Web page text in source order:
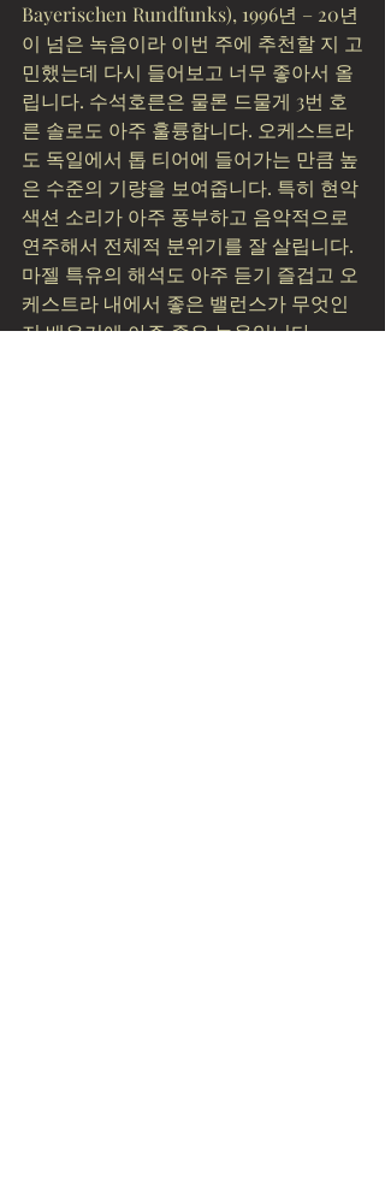
Bayerischen Rundfunks), 1996년 – 20년
이 넘은 녹음이라 이번 주에 추천할 지 고
민했는데 다시 들어보고 너무 좋아서 올
립니다. 수석호른은 물론 드물게 3번 호
른 솔로도 아주 훌륭합니다. 오케스트라
도 독일에서 톱 티어에 들어가는 만큼 높
은 수준의 기량을 보여줍니다. 특히 현악
색션 소리가 아주 풍부하고 음악적으로
연주해서 전체적 분위기를 잘 살립니다.
마젤 특유의 해석도 아주 듣기 즐겁고 오
케스트라 내에서 좋은 밸런스가 무엇인
지 배우기에 아주 좋은 녹음입니다.